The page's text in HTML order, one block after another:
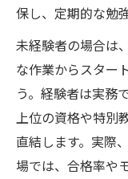
保し、定期的な勉
未経験者の場合は
な作業からスター
う。経験者は実務
上位の資格や特別
直結します。実際
場では、合格率や